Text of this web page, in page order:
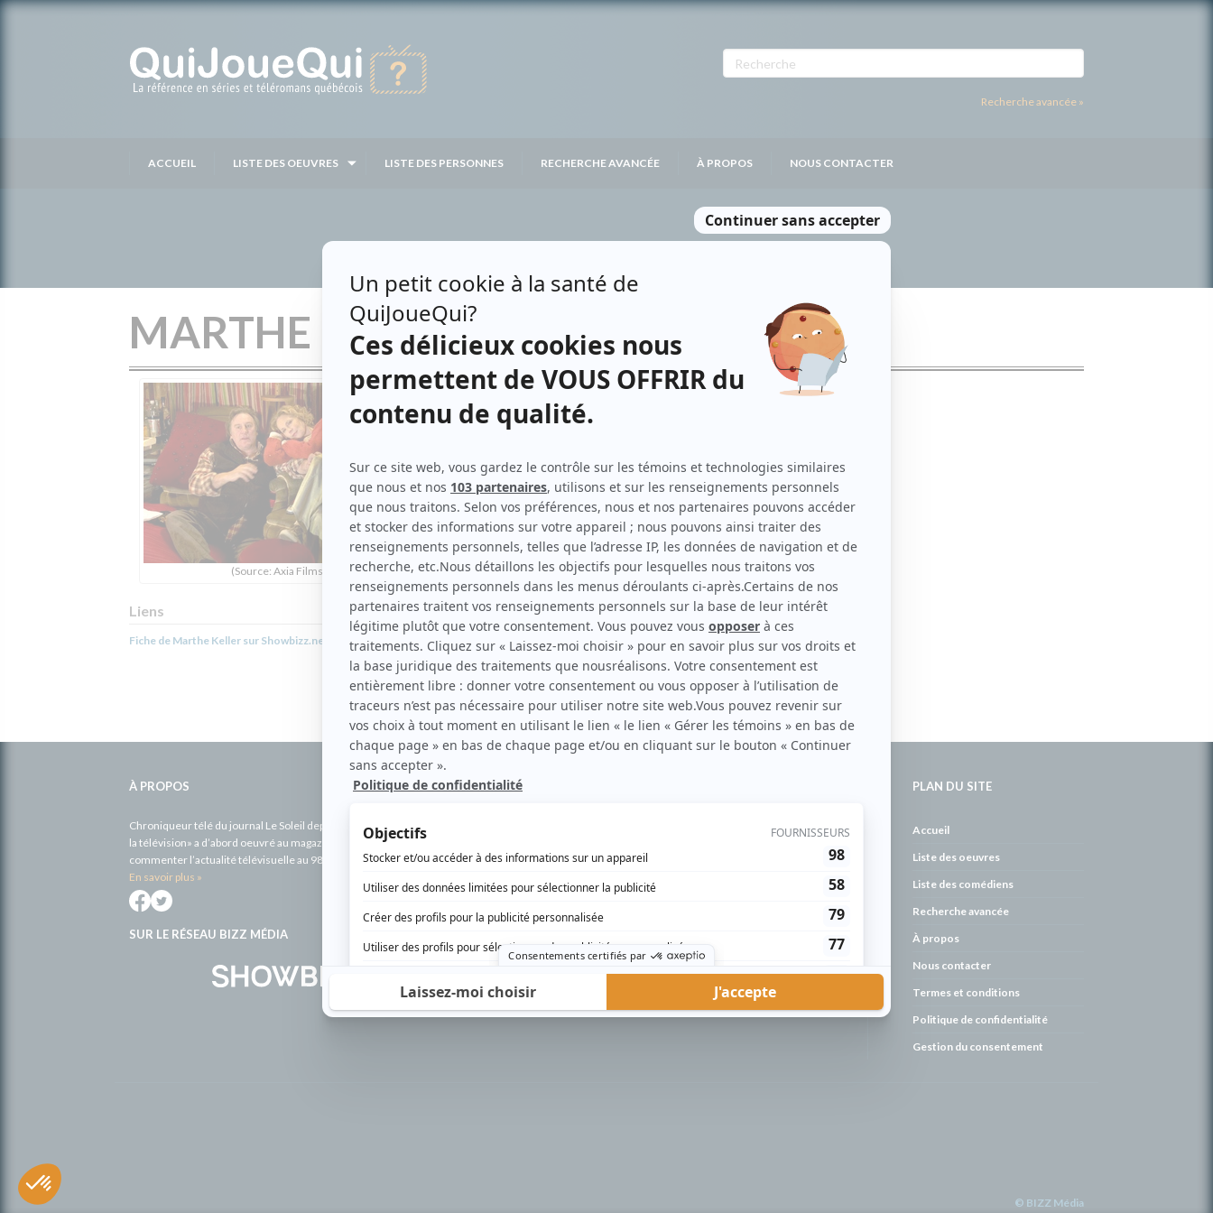
Recherche avancée »
ACCUEIL LISTE DES OEUVRES LISTE DES PERSONNES RECHERCHE AVANCÉE À PROPOS NOUS CONTACTER
MARTHE KELLER
(Source: Axia Films)
Liens
Fiche de Marthe Keller sur Showbizz.net
Personnages
Belle époque( Antoinette
À PROPOS
Chroniqueur télé du journal Le Soleil depuis 2001, Richard Therrien carbure à son petit écran. Celui qu’on surnomme parfois «l’encyclopédie de
la télévision» a d’abord oeuvré au magazine TV Hebdo de 1996 à 2001. Sa spécialité: la télé québécoise. On peut l’entendre régulièrement
commenter l’actualité télévisuelle au 98,5.
En savoir plus »
SUR LE RÉSEAU BIZZ MÉDIA
PLAN DU SITE
Accueil
Liste des oeuvres
Liste des comédiens
Recherche avancée
À propos
Nous contacter
Termes et conditions
Politique de confidentialité
Gestion du consentement
© BIZZ Média